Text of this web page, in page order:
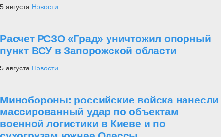
5 августа Новости
Расчет РСЗО «Град» уничтожил опорный
пункт ВСУ в Запорожской области
5 августа Новости
Минобороны: российские войска нанесли
массированный удар по объектам
военной логистики в Киеве и по